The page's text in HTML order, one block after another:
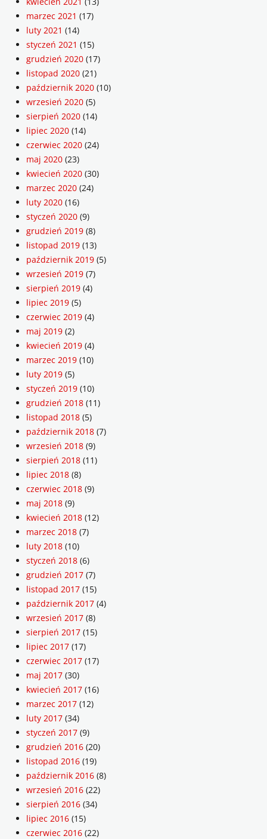
marzec 2021 (17)
luty 2021 (14)
styczeń 2021 (15)
grudzień 2020 (17)
listopad 2020 (21)
październik 2020 (10)
wrzesień 2020 (5)
sierpień 2020 (14)
lipiec 2020 (14)
czerwiec 2020 (24)
maj 2020 (23)
kwiecień 2020 (30)
marzec 2020 (24)
luty 2020 (16)
styczeń 2020 (9)
grudzień 2019 (8)
listopad 2019 (13)
październik 2019 (5)
wrzesień 2019 (7)
sierpień 2019 (4)
lipiec 2019 (5)
czerwiec 2019 (4)
maj 2019 (2)
kwiecień 2019 (4)
marzec 2019 (10)
luty 2019 (5)
styczeń 2019 (10)
grudzień 2018 (11)
listopad 2018 (5)
październik 2018 (7)
wrzesień 2018 (9)
sierpień 2018 (11)
lipiec 2018 (8)
czerwiec 2018 (9)
maj 2018 (9)
kwiecień 2018 (12)
marzec 2018 (7)
luty 2018 (10)
styczeń 2018 (6)
grudzień 2017 (7)
listopad 2017 (15)
październik 2017 (4)
wrzesień 2017 (8)
sierpień 2017 (15)
lipiec 2017 (17)
czerwiec 2017 (17)
maj 2017 (30)
kwiecień 2017 (16)
marzec 2017 (12)
luty 2017 (34)
styczeń 2017 (9)
grudzień 2016 (20)
listopad 2016 (19)
październik 2016 (8)
wrzesień 2016 (22)
sierpień 2016 (34)
lipiec 2016 (15)
czerwiec 2016 (22)